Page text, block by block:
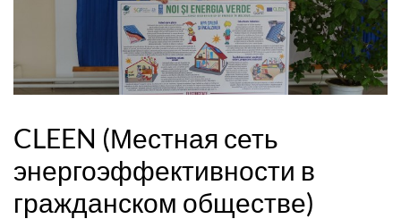
CLEEN (Местная сеть
энергоэффективности в
гражданском обществе)